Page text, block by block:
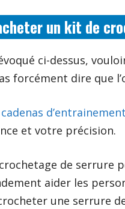
un kit de
ci-dessus,
forcément dire que
cadenas d’entrainement
et votre précision.
de serrure
aider les
une serrure